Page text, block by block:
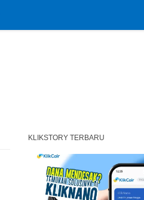
KLIKSTORY TERBARU